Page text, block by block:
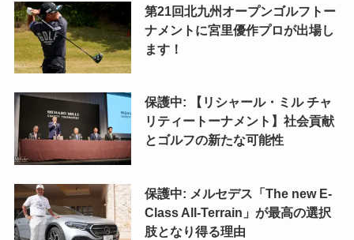
第21回北九州オープンゴルフトー
ナメントに宮里優作プロが出場し
ます！
保護中: 【リシャール・ミル チャ
リティートーナメント】社会貢献
とゴルフの新たな可能性
保護中: メルセデス「The new E-
Class All-Terrain」が最高の選択
肢となり得る理由